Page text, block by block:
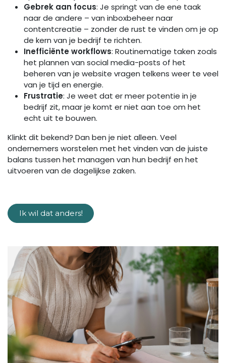
Gebrek aan focus: Je springt van de ene taak
naar de andere – van inboxbeheer naar
contentcreatie – zonder de rust te vinden om je op
de kern van je bedrijf te richten.
Inefficiënte workflows: Routinematige taken zoals
het plannen van social media-posts of het
beheren van je website vragen telkens weer te veel
van je tijd en energie.
Frustratie: Je weet dat er meer potentie in je
bedrijf zit, maar je komt er niet aan toe om het
echt uit te bouwen.
Klinkt dit bekend? Dan ben je niet alleen. Veel
ondernemers worstelen met het vinden van de juiste
balans tussen het managen van hun bedrijf en het
uitvoeren van de dagelijkse zaken.
Ik wil dat anders!